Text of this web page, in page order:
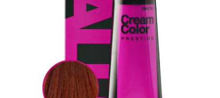
Cosmetice profesionale
Vopsea de par si oxidant
Accesorii tuns si vopsit